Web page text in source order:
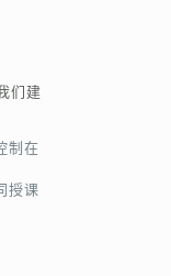
们建
制在
授课